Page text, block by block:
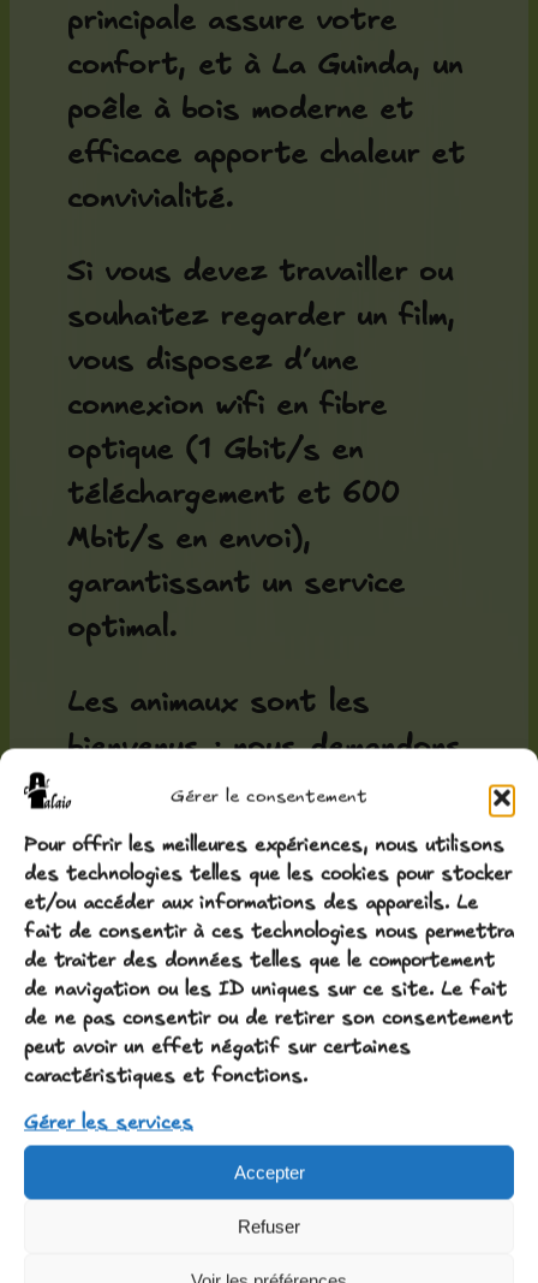
Gérer le consentement
Pour offrir les meilleures expériences, nous utilisons
des technologies telles que les cookies pour stocker
et/ou accéder aux informations des appareils. Le
fait de consentir à ces technologies nous permettra
de traiter des données telles que le comportement
de navigation ou les ID uniques sur ce site. Le fait
de ne pas consentir ou de retirer son consentement
peut avoir un effet négatif sur certaines
caractéristiques et fonctions.
Gérer les services
Accepter
Refuser
principale assure votre
confort, et à La Guinda, un
poêle à bois moderne et
efficace apporte chaleur et
convivialité.
Si vous devez travailler ou
souhaitez regarder un film,
vous disposez d’une
connexion wifi en fibre
optique (1 Gbit/s en
téléchargement et 600
Mbit/s en envoi),
garantissant un service
optimal.
Les animaux sont les
bienvenus ; nous demandons
simplement qu’ils ne
dorment pas dans les lits,
qu’ils respectent le mobilier
et que vous veilliez aux
autres hôtes et à leur
sensibilité.
Sur demande, nous pouvons
vous accompagner — si
possible — pour découvrir
la région à pied. Il est
également possible